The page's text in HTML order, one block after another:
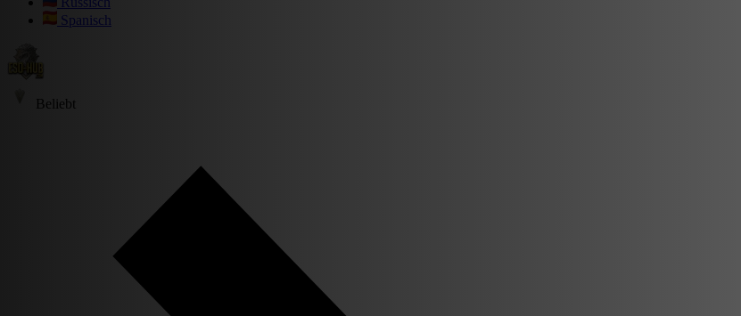
Spanisch
Beliebt